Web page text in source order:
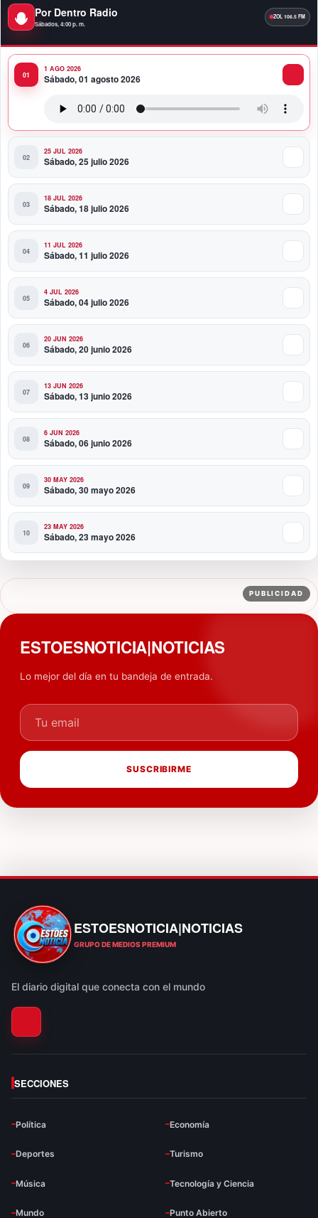
Presidente Abinader participa en la transmisión de
mando presidencial de Abelardo de la Espriella en
10:34 PM
Presidente Abinader participa en la transmisión de
Colombia
Por Dentro Radio
Sábados, 4:00 p. m.
1 AGO 2026
Sábado, 01 agosto 2026
25 JUL 2026
Sábado, 25 julio 2026
18 JUL 2026
Sábado, 18 julio 2026
11 JUL 2026
Sábado, 11 julio 2026
4 JUL 2026
Sábado, 04 julio 2026
20 JUN 2026
Sábado, 20 junio 2026
13 JUN 2026
Sábado, 13 junio 2026
6 JUN 2026
Sábado, 06 junio 2026
30 MAY 2026
Sábado, 30 mayo 2026
23 MAY 2026
Sábado, 23 mayo 2026
PUBLICIDAD
ESTOESNOTICIA|NOTICIAS
Lo mejor del día en tu bandeja de entrada.
Tu email
SUSCRIBIRME
ESTOESNOTICIA|NOTICIAS
ESTOESNOTICIA|NOTICIAS
GRUPO DE MEDIOS PREMIUM
El diario digital que conecta con el mundo
SECCIONES
Política Economía
Deportes Turismo
Música Tecnología y Ciencia
Mundo Punto Abierto